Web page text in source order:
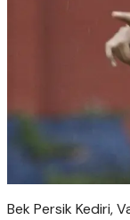
Bek Persik Kediri,